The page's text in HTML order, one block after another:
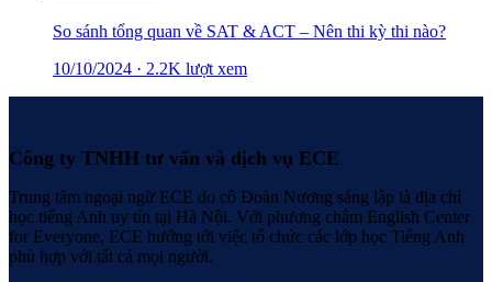
So sánh tổng quan về SAT & ACT – Nên thi kỳ thi nào?
10/10/2024 · 2.2K lượt xem
Công ty TNHH tư vấn và dịch vụ ECE
Trung tâm ngoại ngữ ECE do cô Đoàn Nương sáng lập là địa chỉ
học tiếng Anh uy tín tại Hà Nội. Với phương châm English Center
for Everyone, ECE hướng tới việc tổ chức các lớp học Tiếng Anh
phù hợp với tất cả mọi người.